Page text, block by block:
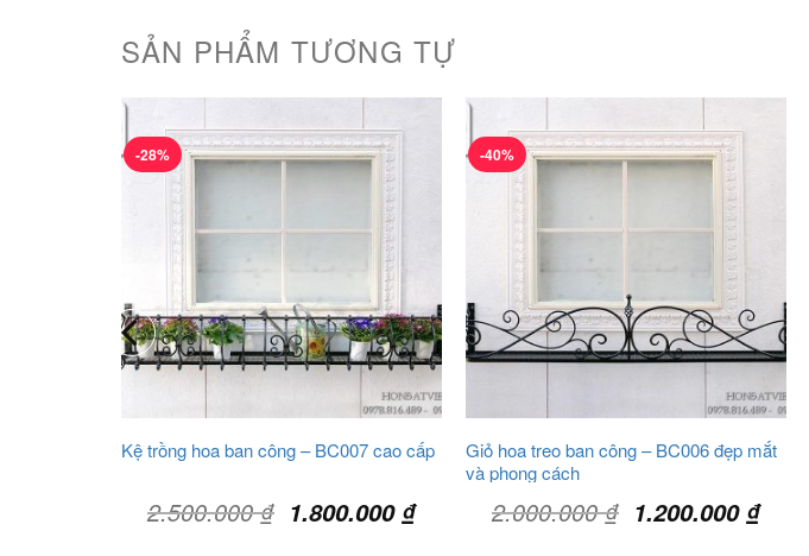
SẢN PHẨM TƯƠNG TỰ
-28%
Kệ trồng hoa ban công – BC007 cao cấp
2.500.000₫ Giá
1.800.000₫Giá
-40%
Giỏ hoa treo ban công – BC006 đẹp mắt
và phong cách
2.000.000₫ Giá
1.200.000₫Giá